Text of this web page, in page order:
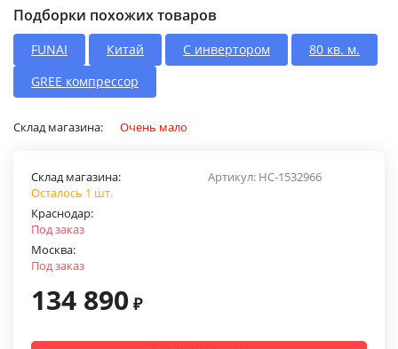
Подборки похожих товаров
FUNAI Китай С инвертором
80 кв. м.
GREE компрессор
Склад магазина: Очень мало
Артикул: НС-1532966
Склад магазина:
Осталось 1 шт.
Краснодар:
Под заказ
Москва:
Под заказ
134 890 ₽